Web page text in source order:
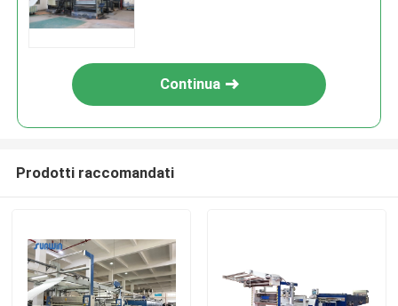
Continua
Prodotti raccomandati